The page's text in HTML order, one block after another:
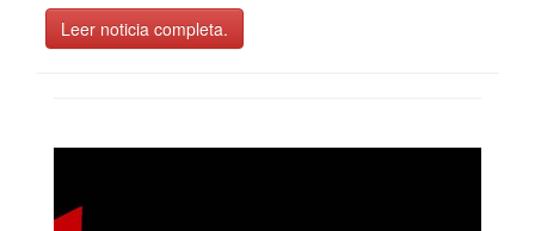
Leer noticia completa.